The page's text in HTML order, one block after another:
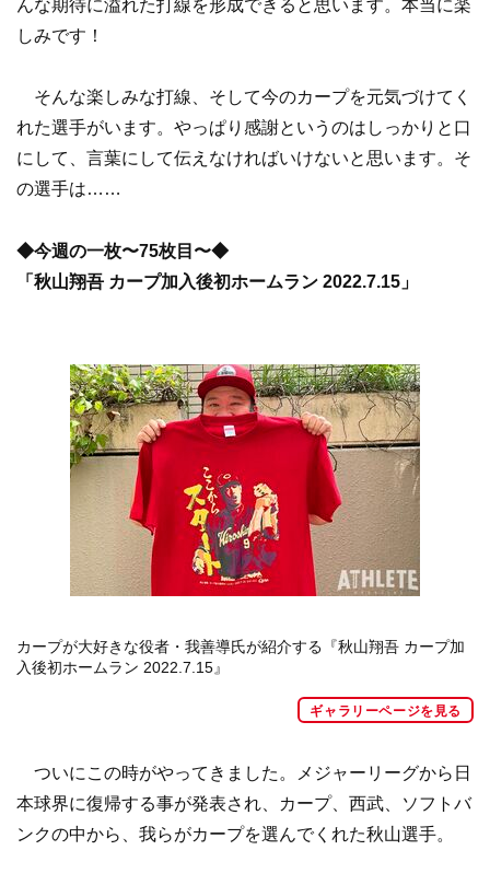
んな期待に溢れた打線を形成できると思います。本当に楽
しみです！
そんな楽しみな打線、そして今のカープを元気づけてく
れた選手がいます。やっぱり感謝というのはしっかりと口
にして、言葉にして伝えなければいけないと思います。そ
の選手は……
◆今週の一枚〜75枚目〜◆
「秋山翔吾 カープ加入後初ホームラン 2022.7.15」
カープが大好きな役者・我善導氏が紹介する『秋山翔吾 カープ加
入後初ホームラン 2022.7.15』
ギャラリーページを見る
ついにこの時がやってきました。メジャーリーグから日
本球界に復帰する事が発表され、カープ、西武、ソフトバ
ンクの中から、我らがカープを選んでくれた秋山選手。